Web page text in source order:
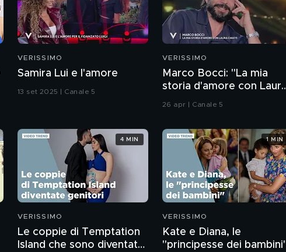
VERISSIMO
Samira Lui e l'amore
13 set 2025 | Canale 5
VERISSIMO
Marco Bocci: "La mia
storia d'amore con
Chiatti"
26 apr | Canale 5
VERISSIMO
Le coppie di Temptation
Island che sono diventate
4 MIN
VERISSIMO
Kate e Diana, le
"principesse dei
1 MIN